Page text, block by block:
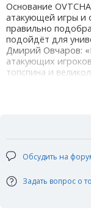
Основание
атакующей игры и
правильно
подойдёт для
Дмирий Овчаров:
атакующих
топспина и
Технические
Скорость:10,8
Вибрация: 9,2
Обсудить на
Задать вопрос о